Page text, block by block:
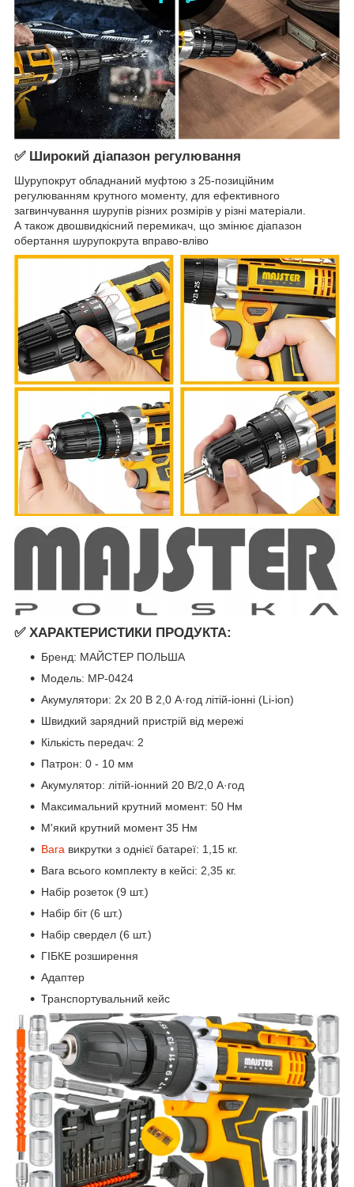
✅ Широкий діапазон регулювання
Шурупокрут обладнаний муфтою з 25-позиційним
регулюванням крутного моменту, для ефективного
загвинчування шурупів різних розмірів у різні матеріали.
А також двошвидкісний перемикач, що змінює діапазон
обертання шурупокрута вправо-вліво
✅ ХАРАКТЕРИСТИКИ ПРОДУКТА:
Бренд: МАЙСТЕР ПОЛЬША
Модель: MP-0424
Акумулятори: 2x 20 В 2,0 А·год літій-іонні (Li-ion)
Швидкий зарядний пристрій від мережі
Кількість передач: 2
Патрон: 0 - 10 мм
Акумулятор: літій-іонний 20 В/2,0 А·год
Максимальний крутний момент: 50 Нм
М'який крутний момент 35 Нм
Вага викрутки з однієї батареї: 1,15 кг.
Вага всього комплекту в кейсі: 2,35 кг.
Набір розеток (9 шт.)
Набір біт (6 шт.)
Набір свердел (6 шт.)
ГІБКЕ розширення
Адаптер
Транспортувальний кейс